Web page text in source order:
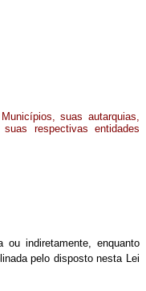
suas autarquias,
respectivas entidades
indiretamente, enquanto
pelo disposto nesta Lei